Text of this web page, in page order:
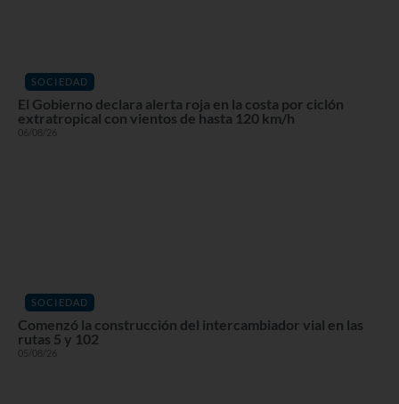
SOCIEDAD
El Gobierno declara alerta roja en la costa por ciclón
extratropical con vientos de hasta 120 km/h
06/08/26
SOCIEDAD
Comenzó la construcción del intercambiador vial en las
rutas 5 y 102
05/08/26